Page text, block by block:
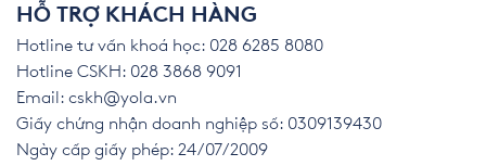
HỖ TRỢ KHÁCH HÀNG
Hotline tư vấn khoá học: 028 6285 8080
Hotline CSKH: 028 3868 9091
Email: cskh@yola.vn
Giấy chứng nhận doanh nghiệp số: 0309139430
Ngày cấp giấy phép: 24/07/2009